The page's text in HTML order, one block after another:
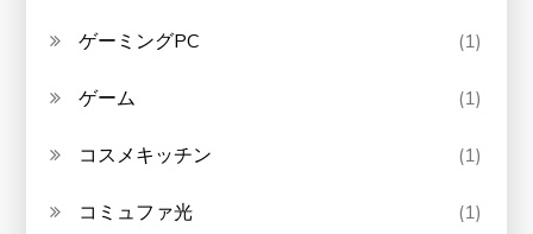
ゲーミングPC (1)
ゲーム (1)
コスメキッチン (1)
コミュファ光 (1)